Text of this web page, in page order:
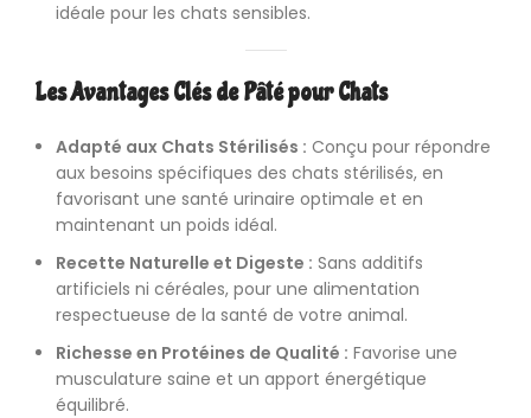
idéale pour les chats sensibles.
Les Avantages Clés de Pâté pour Chats
Adapté aux Chats Stérilisés : Conçu pour répondre
aux besoins spécifiques des chats stérilisés, en
favorisant une santé urinaire optimale et en
maintenant un poids idéal.
Recette Naturelle et Digeste : Sans additifs
artificiels ni céréales, pour une alimentation
respectueuse de la santé de votre animal.
Richesse en Protéines de Qualité : Favorise une
musculature saine et un apport énergétique
équilibré.